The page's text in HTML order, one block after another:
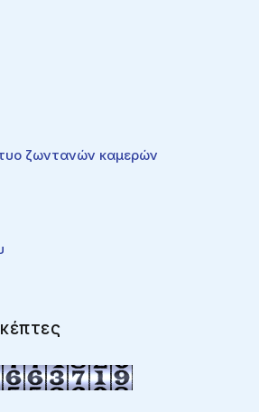
ζωντανών καμερών